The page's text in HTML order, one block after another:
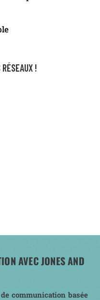
!
AVEC JONES AND
communication basée